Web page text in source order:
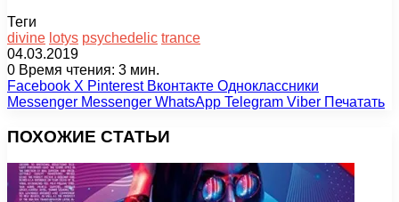
Теги
divine lotys psychedelic trance
04.03.2019
0 Время чтения: 3 мин.
Facebook X Pinterest Вконтакте Одноклассники
Messenger Messenger WhatsApp Telegram Viber Печатать
ПОХОЖИЕ СТАТЬИ